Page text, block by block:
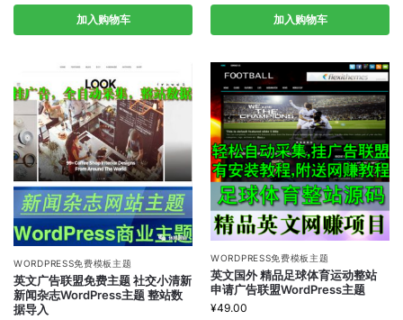
加入购物车 加入购物车
WORDPRESS免费模板主题
英文广告联盟免费主题 社交小清新
新闻杂志WordPress主题 整站数
据导入
WORDPRESS免费模板主题
英文国外 精品足球体育运动整站
申请广告联盟WordPress主题
¥49.00